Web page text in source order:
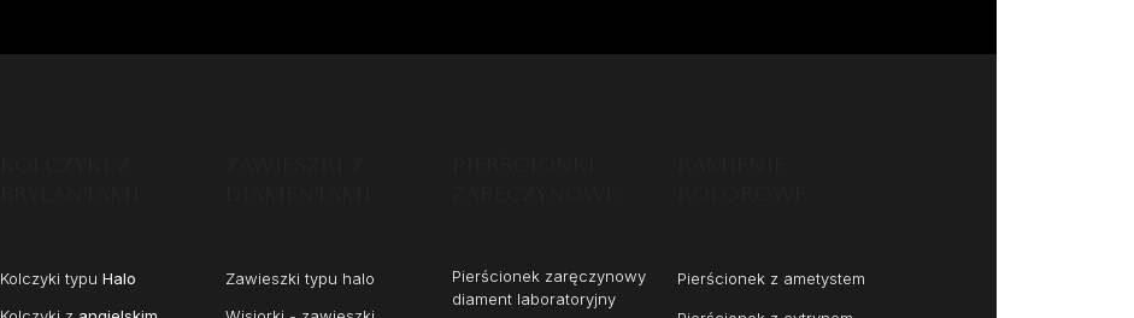
Kolczyki typuHalo
Zawieszki typu halo
Pierścionek zaręczynowy
diament laboratoryjny
Pierścionek z ametystem